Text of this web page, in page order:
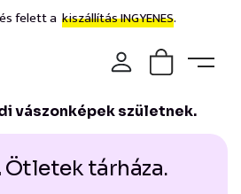
felett a kiszállítás INGYENES.
vászonképek születnek.
Ötletek tárháza.